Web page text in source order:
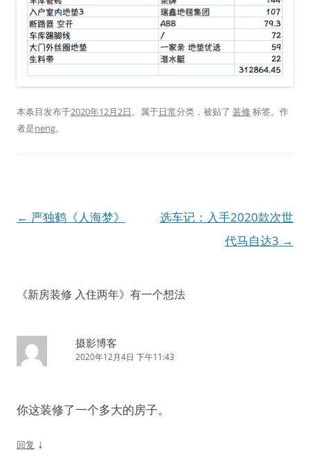
本条目发布于2020年12月2日。属于日常分类，被贴了 装修 标签。 作
者是neng。
文
航
← 严独鹤《人海梦》
选车记：入手2020款次世
代马自达3 →
《新房装修 入住两年》有一个想法
摄影博客
2020年12月4日 下午11:43
你这装修了一个多大的房子。
回复 ↓